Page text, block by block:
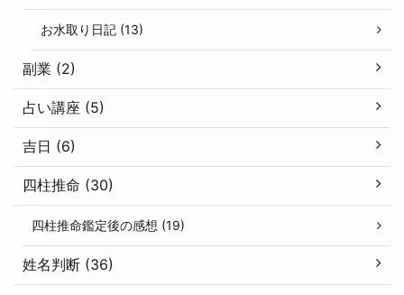
お水取り日記 (13)
副業 (2)
占い講座 (5)
吉日 (6)
四柱推命 (30)
四柱推命鑑定後の感想 (19)
姓名判断 (36)